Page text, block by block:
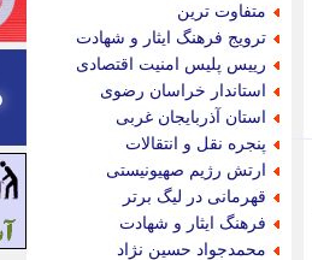
متفاوت ترین
ترویج فرهنگ ایثار و شهادت
رییس پلیس امنیت اقتصادی
استاندار خراسان رضوی
استان آذربایجان غربی
پنجره نقل و انتقالات
ارتش رژیم صهیونیستی
قهرمانی در لیگ برتر
فرهنگ ایثار و شهادت
محمدجواد حسین نژاد